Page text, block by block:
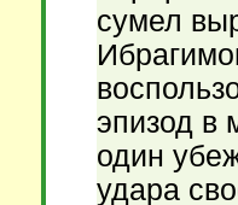
сумел
эпизод в
один
удара